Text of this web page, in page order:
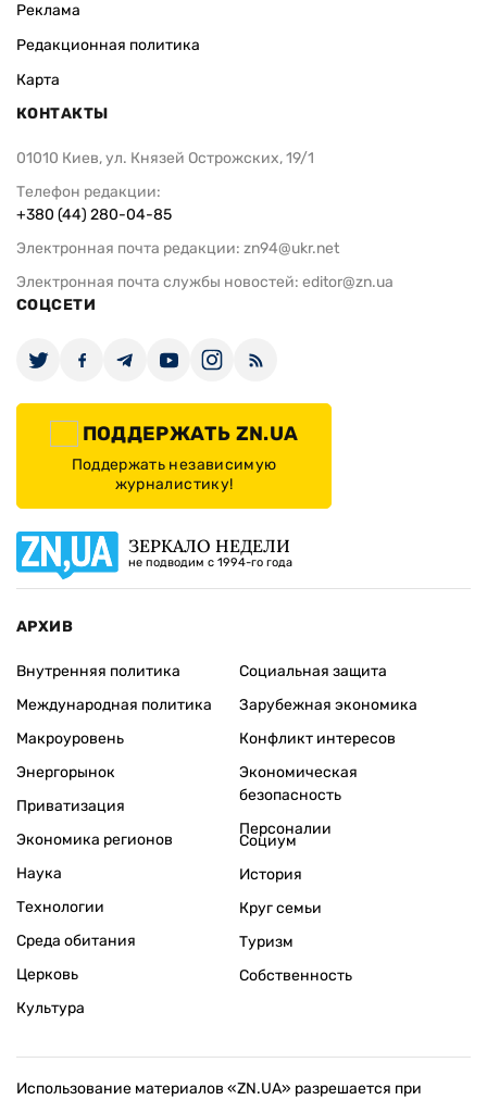
Реклама
Редакционная политика
Карта
КОНТАКТЫ
01010 Киев, ул. Князей Острожских, 19/1
Телефон редакции:
+380 (44) 280-04-85
Электронная почта редакции: zn94@ukr.net
Электронная почта службы новостей: editor@zn.ua
СОЦСЕТИ
ПОДДЕРЖАТЬ ZN.UA
Поддержать независимую
журналистику!
ЗЕРКАЛО НЕДЕЛИ
не подводим с 1994-го года
АРХИВ
Внутренняя политика
Международная политика
Макроуровень
Энергорынок
Приватизация
Экономика регионов
Социальная защита
Зарубежная экономика
Конфликт интересов
Экономическая
безопасность
Персоналии
Наука
Технологии
Среда обитания
Церковь
Культура
Социум
История
Круг семьи
Туризм
Собственность
Использование материалов «ZN.UA» разрешается при